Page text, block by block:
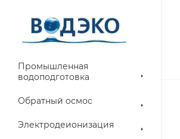
Промышленная
водоподготовка
Обратный осмос
Электродеионизация